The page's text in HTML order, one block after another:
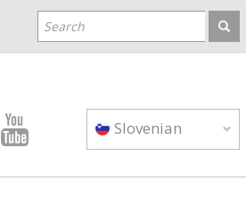
Slovenian
